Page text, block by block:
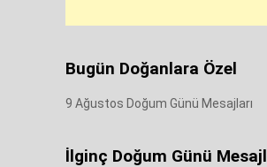
Bugün Doğanlara Özel
9 Ağustos Doğum Günü Mesajları
İlginç Doğum Günü